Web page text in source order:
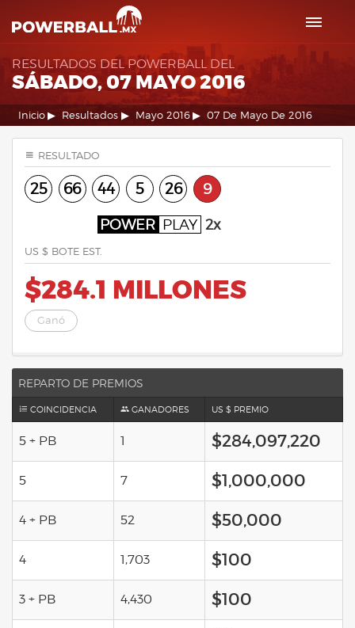
RESULTADOS DEL POWERBALL DEL
SÁBADO, 07 MAYO 2016
Inicio Resultados Mayo 2016 07 De Mayo De 2016
RESULTADO
25 66 44 5 26 9
POWER PLAY 2x
US $ BOTE EST.
$284.1 MILLONES
Ganó
REPARTO DE PREMIOS
COINCIDENCIA GANADORES US $ PREMIO
5 + PB 1 $284,097,220
5 7 $1,000,000
4 + PB 52 $50,000
4 1,703 $100
3 + PB 4,430 $100